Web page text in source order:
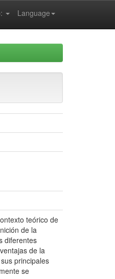
Language
teórico de
de la
diferentes
de la
principales
se